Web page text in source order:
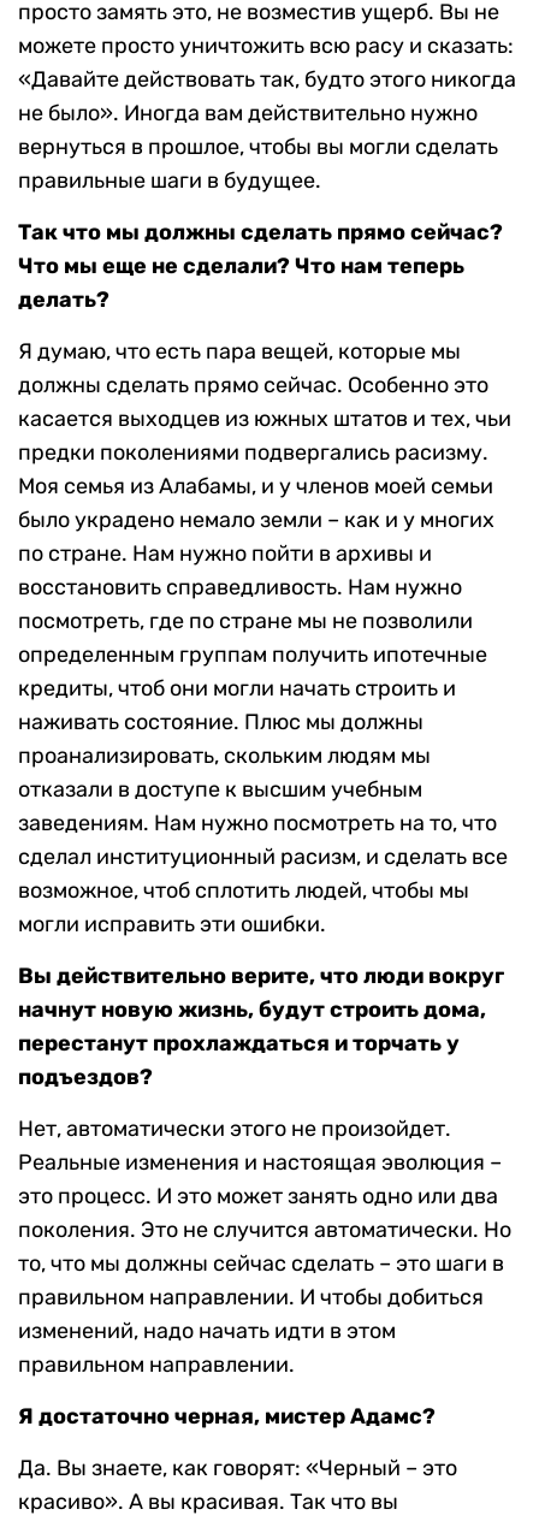
просто замять это, не возместив ущерб. Вы не
можете просто уничтожить всю расу и сказать:
«Давайте действовать так, будто этого никогда
не было». Иногда вам действительно нужно
вернуться в прошлое, чтобы вы могли сделать
правильные шаги в будущее.
Так что мы должны сделать прямо сейчас?
Что мы еще не сделали? Что нам теперь
делать?
Я думаю, что есть пара вещей, которые мы
должны сделать прямо сейчас. Особенно это
касается выходцев из южных штатов и тех, чьи
предки поколениями подвергались расизму.
Моя семья из Алабамы, и у членов моей семьи
было украдено немало земли – как и у многих
по стране. Нам нужно пойти в архивы и
восстановить справедливость. Нам нужно
посмотреть, где по стране мы не позволили
определенным группам получить ипотечные
кредиты, чтоб они могли начать строить и
наживать состояние. Плюс мы должны
проанализировать, скольким людям мы
отказали в доступе к высшим учебным
заведениям. Нам нужно посмотреть на то, что
сделал институционный расизм, и сделать все
возможное, чтоб сплотить людей, чтобы мы
могли исправить эти ошибки.
Вы действительно верите, что люди вокруг
начнут новую жизнь, будут строить дома,
перестанут прохлаждаться и торчать у
подъездов?
Нет, автоматически этого не произойдет.
Реальные изменения и настоящая эволюция –
это процесс. И это может занять одно или два
поколения. Это не случится автоматически. Но
то, что мы должны сейчас сделать – это шаги в
правильном направлении. И чтобы добиться
изменений, надо начать идти в этом
правильном направлении.
Я достаточно черная, мистер Адамс?
Да. Вы знаете, как говорят: «Черный – это
красиво». А вы красивая. Так что вы